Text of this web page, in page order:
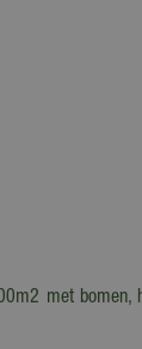
met bomen,